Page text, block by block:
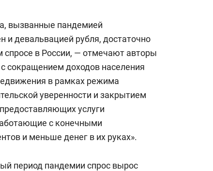
вызванные пандемией
и девальвацией рубля, достаточно
спросе в России, — отмечают авторы
сокращением доходов населения
в рамках режима
уверенности и закрытием
услуги
с конечными
и меньше денег в их руках».
период пандемии спрос вырос